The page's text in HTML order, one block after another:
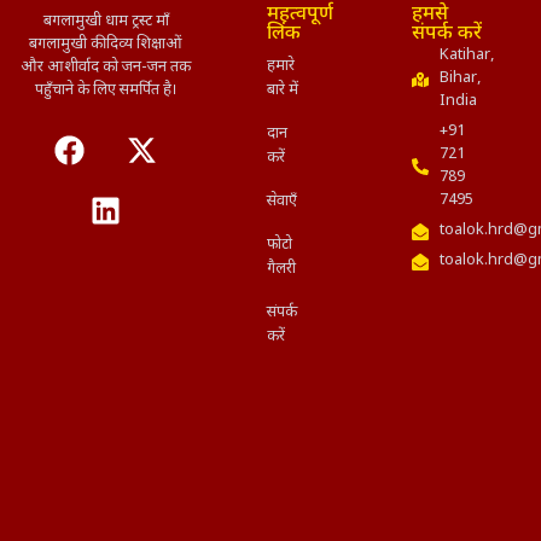
बगलामुखी धाम ट्रस्ट माँ
बगलामुखी की दिव्य शिक्षाओं
और आशीर्वाद को जन-जन तक
पहुँचाने के लिए समर्पित है।
महत्वपूर्ण
लिंक
हमारे
बारे में
दान
करें
सेवाएँ
फोटो
गैलरी
संपर्क
करें
हमसे
संपर्क करें
Katihar,
Bihar,
India
+91
721
789
7495